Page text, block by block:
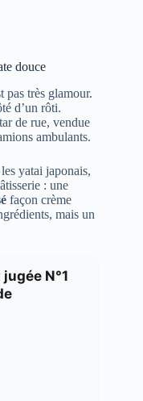
douce
pas très glamour.
d’un rôti.
de rue, vendue
ambulants.
yatai japonais,
: une
façon crème
mais un
N°1